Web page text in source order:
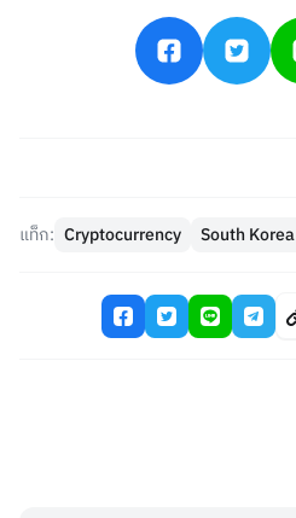
แท็ก: Cryptocurrency South Korea